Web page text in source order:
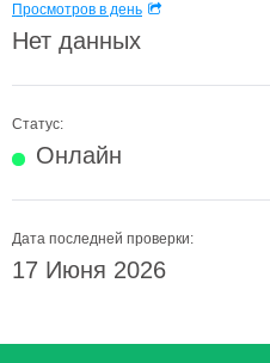
Просмотров в день
Нет данных
Статус:
Онлайн
Дата последней проверки:
17 Июня 2026